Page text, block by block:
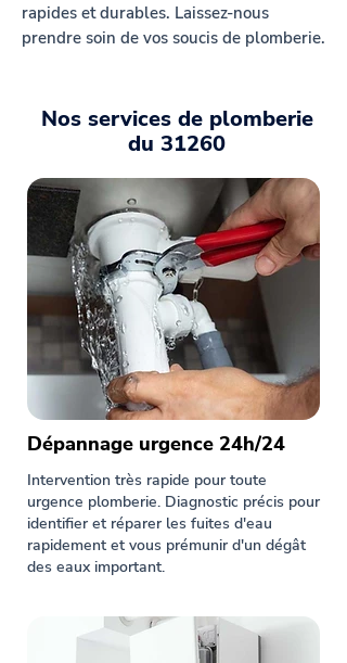
rapides et durables. Laissez-nous
prendre soin de vos soucis de plomberie.
Nos services de plomberie
du 31260
Dépannage urgence 24h/24
Intervention très rapide pour toute
urgence plomberie. Diagnostic précis pour
identifier et réparer les fuites d'eau
rapidement et vous prémunir d'un dégât
des eaux important.